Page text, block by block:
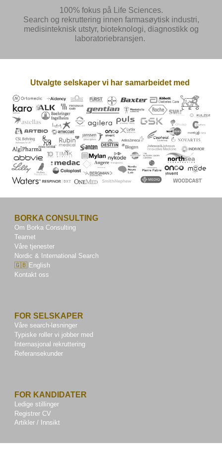
100% fokus på Life Sciences.
Search og rekruttering innen farmasøytisk industri,
medisinteknisk utstyr, bioteknologi, diagnostikk og
laboratoriebransjen.
Utvalgte selskaper vi har samarbeidet med
BORKA CONSULTING
Om Borka Consulting
Teamet
Våre tjenester
Nordic & International Search
🇬🇧 English
Kontakt oss
FOR SELSKAPER
Våre search-løsninger
Typiske roller vi jobber med
Internasjonal rekruttering
Referansekunder
FOR KANDIDATER
Ledige stillinger
Registrer CV
Artikler / Innsikt